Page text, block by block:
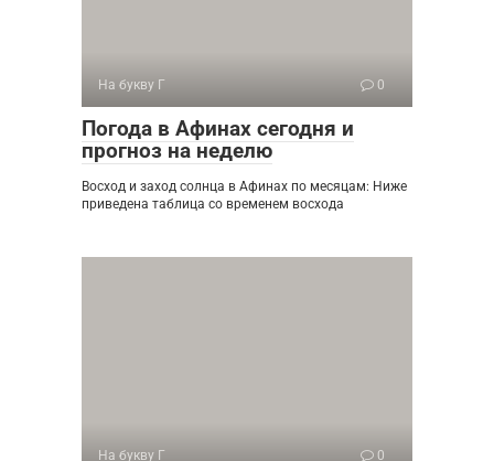
На букву Г 0
Погода в Афинах сегодня и
прогноз на неделю
Восход и заход солнца в Афинах по месяцам: Ниже
приведена таблица со временем восхода
На букву Г 0